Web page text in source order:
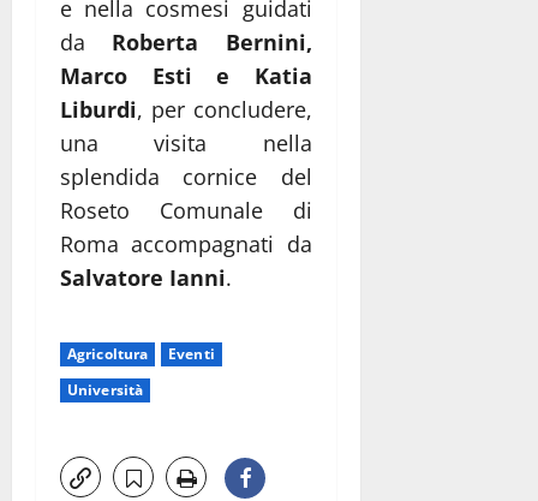
e nella cosmesi guidati
da Roberta Bernini,
Marco Esti e Katia
Liburdi, per concludere,
una visita nella
splendida cornice del
Roseto Comunale di
Roma accompagnati da
Salvatore Ianni.
Agricoltura
Eventi
Università